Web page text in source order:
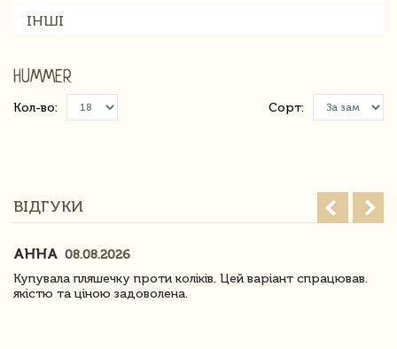
ІНШІ
HUMMER
Кол-во: Сорт:
ВІДГУКИ
АННА 08.08.2026
Купувала пляшечку проти коліків. Цей варіант спрацював.
якістю та ціною задоволена.